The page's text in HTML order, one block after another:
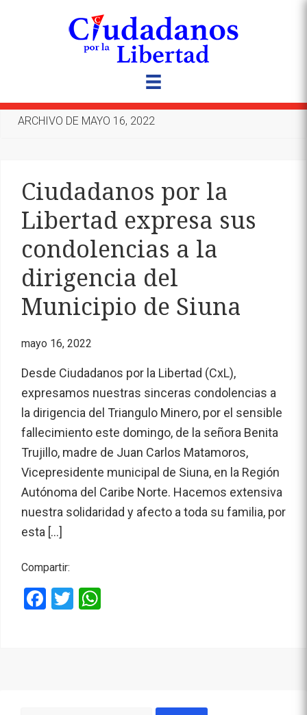
ARCHIVO DE MAYO 16, 2022
Ciudadanos por la
Libertad expresa sus
condolencias a la
dirigencia del
Municipio de Siuna
mayo 16, 2022
Desde Ciudadanos por la Libertad (CxL),
expresamos nuestras sinceras condolencias a
la dirigencia del Triangulo Minero, por el sensible
fallecimiento este domingo, de la señora Benita
Trujillo, madre de Juan Carlos Matamoros,
Vicepresidente municipal de Siuna, en la Región
Autónoma del Caribe Norte. Hacemos extensiva
nuestra solidaridad y afecto a toda su familia, por
esta […]
Compartir:
Facebook
Twitter